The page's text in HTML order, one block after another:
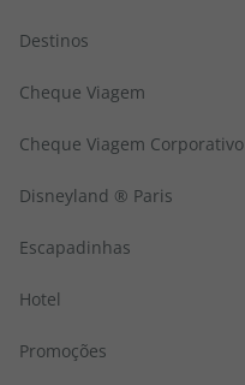
Destinos
Cheque Viagem
Cheque Viagem Corporativo
Disneyland ® Paris
Escapadinhas
Hotel
Promoções